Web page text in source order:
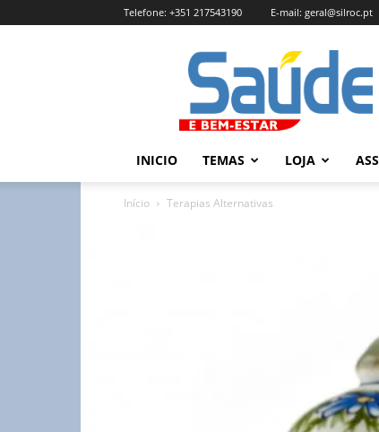
Telefone: +351 217543190 E-mail: geral@silroc.pt
Revista
Saúde
e
Bem
Estar
Edição
INICIO TEMAS LOJA
Início Terapias Alternativas